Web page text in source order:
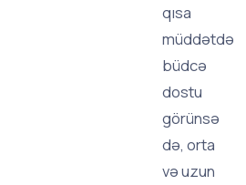
qısa
müddətdə
büdcə
dostu
görünsə
də, orta
və uzun